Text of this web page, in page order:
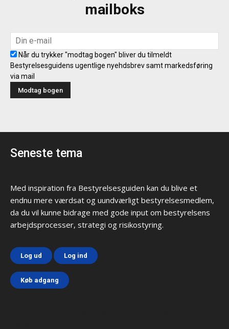
mailboks
Når du trykker "modtag bogen" bliver du tilmeldt
Bestyrelsesguidens ugentlige nyehdsbrev samt markedsføring
via mail
Seneste tema
Med inspiration fra Bestyrelsesguiden kan du blive et
endnu mere værdsat og uundværligt bestyrelsesmedlem,
da du vil kunne bidrage med gode input om bestyrelsens
arbejdsprocesser, strategi og risikostyring.
Log ud Log ind
Køb adgang